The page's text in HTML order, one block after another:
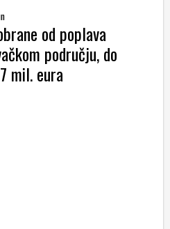
od poplava
području, do
mil. eura